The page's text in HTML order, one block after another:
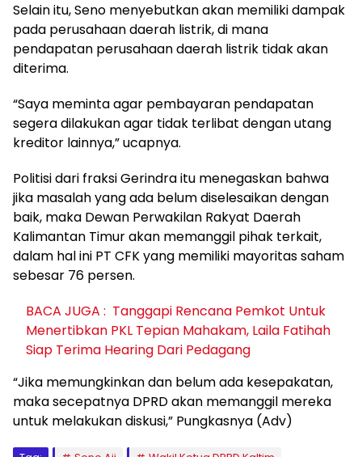
Selain itu, Seno menyebutkan akan memiliki dampak
pada perusahaan daerah listrik, di mana
pendapatan perusahaan daerah listrik tidak akan
diterima.
“Saya meminta agar pembayaran pendapatan
segera dilakukan agar tidak terlibat dengan utang
kreditor lainnya,” ucapnya.
Politisi dari fraksi Gerindra itu menegaskan bahwa
jika masalah yang ada belum diselesaikan dengan
baik, maka Dewan Perwakilan Rakyat Daerah
Kalimantan Timur akan memanggil pihak terkait,
dalam hal ini PT CFK yang memiliki mayoritas saham
sebesar 76 persen.
BACA JUGA : Tanggapi Rencana Pemkot Untuk
Menertibkan PKL Tepian Mahakam, Laila Fatihah
Siap Terima Hearing Dari Pedagang
“Jika memungkinkan dan belum ada kesepakatan,
maka secepatnya DPRD akan memanggil mereka
untuk melakukan diskusi,” Pungkasnya (Adv)